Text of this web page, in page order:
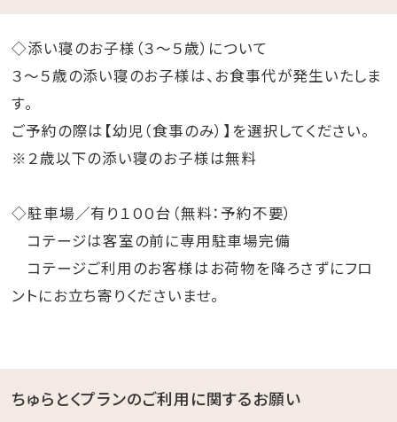
◇添い寝のお子様（３～５歳）について
３～５歳の添い寝のお子様は、お食事代が発生いたしま
す。
ご予約の際は【幼児（食事のみ）】を選択してください。
※２歳以下の添い寝のお子様は無料
◇駐車場／有り１００台（無料：予約不要）
コテージは客室の前に専用駐車場完備
コテージご利用のお客様はお荷物を降ろさずにフロ
ントにお立ち寄りくださいませ。
ちゅらとくプランのご利用に関するお願い